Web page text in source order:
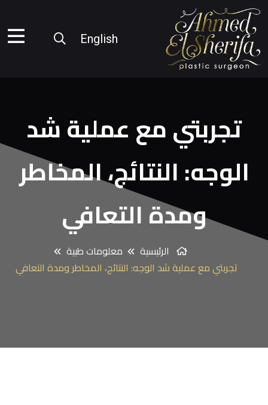
English
تجربتي مع عملية شد
الوجه: النتائج، المخاطر
ومدة التعافي
الرئيسية
معلومات طبية
تجربتي مع عملية شد الوجه: النتائج، المخاطر ومدة التعافي